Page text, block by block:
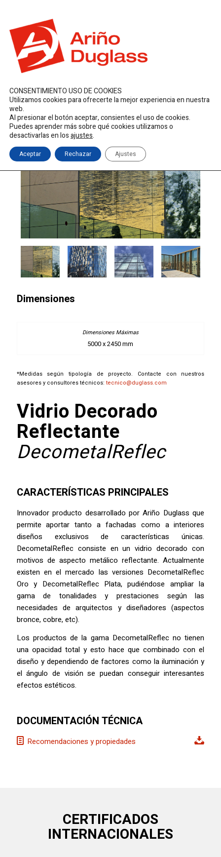
Dimensiones
5000 x 2450 mm
*Medidas según tipología de proyecto. Contacte con nuestros
asesores y consultores técnicos: tecnico@duglass.com
Vidrio Decorado
Reflectante
DecometalReflec
CARACTERÍSTICAS PRINCIPALES
Innovador producto desarrollado por Ariño Duglass que
permite aportar tanto a fachadas como a interiores
diseños exclusivos de características únicas.
DecometalReflec consiste en un vidrio decorado con
motivos de aspecto metálico reflectante. Actualmente
existen en el mercado las versiones DecometalReflec
Oro y DecometalReflec Plata, pudiéndose ampliar la
gama de tonalidades y prestaciones según las
necesidades de arquitectos y diseñadores (aspectos
bronce, cobre, etc).
Los productos de la gama DecometalReflec no tienen
una opacidad total y esto hace que combinado con el
diseño y dependiendo de factores como la iluminación y
el ángulo de visión se puedan conseguir interesantes
efectos estéticos.
DOCUMENTACIÓN TÉCNICA
Recomendaciones y propiedades
CERTIFICADOS
INTERNACIONALES
CONSENTIMIENTO USO DE COOKIES
Utilizamos cookies para ofrecerte la mejor experiencia en nuestra
web.
Al presionar el botón aceptar, consientes el uso de cookies.
Puedes aprender más sobre qué cookies utilizamos o
desactivarlas en losajustes.
Aceptar Rechazar Ajustes